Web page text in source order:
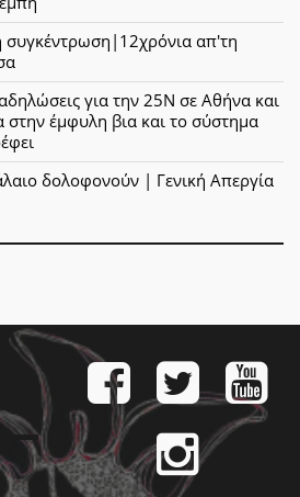
συγκέντρωση|12χρόνια απ'τη
για την 25Ν σε Αθήνα και
στην έμφυλη βια και το σύστημα
δολοφονούν | Γενική Απεργία